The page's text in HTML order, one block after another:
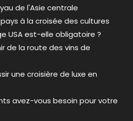
de l'Asie centrale
à la croisée des cultures
USA est-elle obligatoire ?
de la route des vins de
une croisière de luxe en
avez-vous besoin pour votre